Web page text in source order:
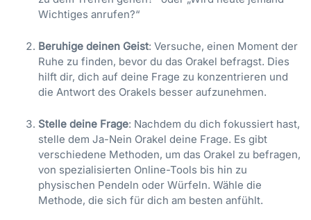
Wichtiges anrufen?“
Beruhige deinen Geist: Versuche, einen Moment der
Ruhe zu finden, bevor du das Orakel befragst. Dies
hilft dir, dich auf deine Frage zu konzentrieren und
die Antwort des Orakels besser aufzunehmen.
Stelle deine Frage: Nachdem du dich fokussiert hast,
stelle dem Ja-Nein Orakel deine Frage. Es gibt
verschiedene Methoden, um das Orakel zu befragen,
von spezialisierten Online-Tools bis hin zu
physischen Pendeln oder Würfeln. Wähle die
Methode, die sich für dich am besten anfühlt.